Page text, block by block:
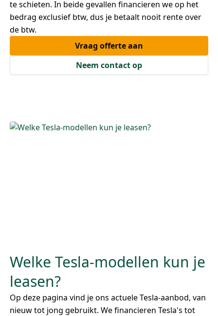
te schieten. In beide gevallen financieren we op het
bedrag exclusief btw, dus je betaalt nooit rente over
de btw.
Vraag offerte aan
Neem contact op
Welke Tesla-modellen kun je
leasen?
Op deze pagina vind je ons actuele Tesla-aanbod, van
nieuw tot jong gebruikt. We financieren Tesla's tot